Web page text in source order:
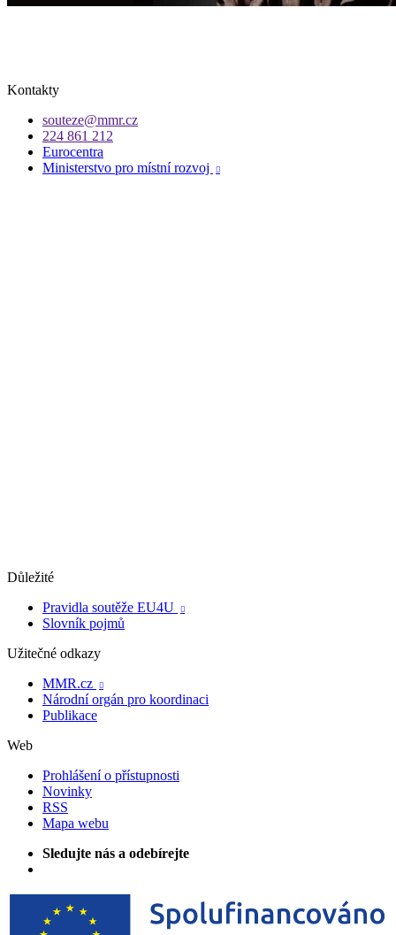
Kontakty
souteze@mmr.cz
224 861 212
Eurocentra
Ministerstvo pro místní rozvoj

Důležité
Pravidla soutěže EU4U

Slovník pojmů
Užitečné odkazy
MMR.cz

Národní orgán pro koordinaci
Publikace
Web
Prohlášení o přístupnosti
Novinky
RSS
Mapa webu
Sledujte nás a odebírejte